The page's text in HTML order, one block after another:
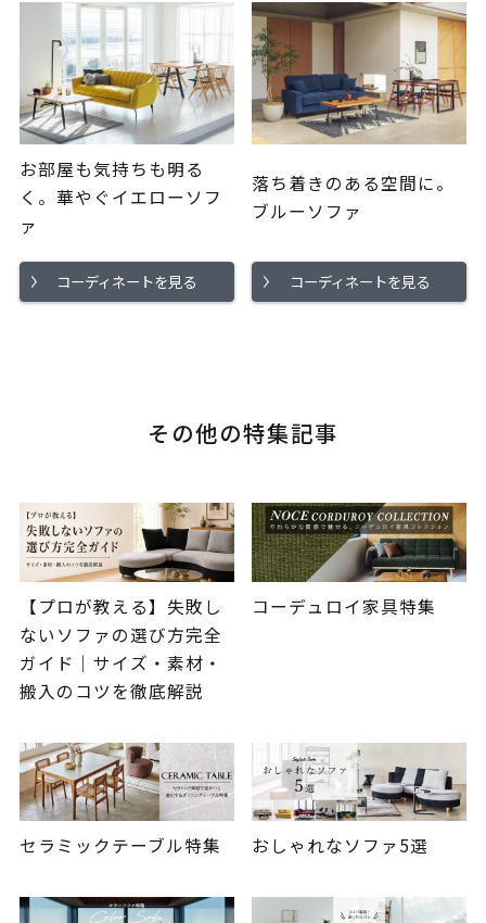
お部屋も気持ちも明る
く。華やぐイエローソフ
ァ
コーディネートを見る
落ち着きのある空間に。
ブルーソファ
コーディネートを見る
その他の特集記事
【プロが教える】失敗し
ないソファの選び方完全
ガイド｜サイズ・素材・
搬入のコツを徹底解説
コーデュロイ家具特集
セラミックテーブル特集 おしゃれなソファ5選